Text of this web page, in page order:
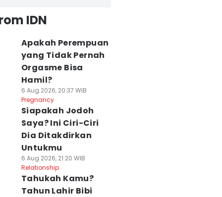
IDN
Apakah Perempuan
yang Tidak Pernah
Orgasme Bisa
Hamil?
6 Aug 2026, 20:37 WIB
Pregnancy
Siapakah Jodoh
Saya? Ini Ciri-Ciri
Dia Ditakdirkan
Untukmu
6 Aug 2026, 21:20 WIB
Relationship
Tahukah Kamu?
Tahun Lahir Bibi